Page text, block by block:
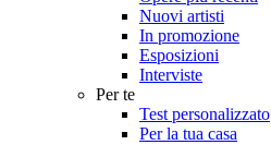
Nuovi artisti
In promozione
Esposizioni
Interviste
Per te
Test personalizzato
Per la tua casa